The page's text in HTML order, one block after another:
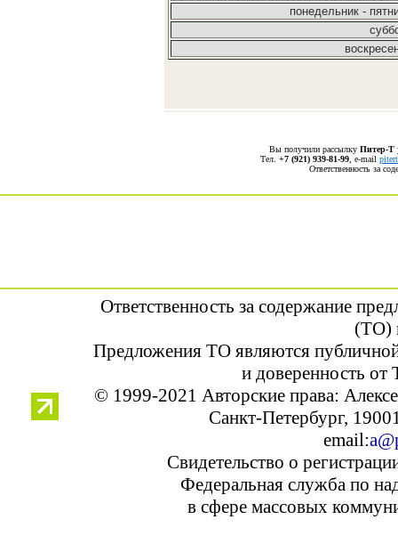
понедельник -
Вы получили рассылку Питер-Т
Тел. +7 (921) 939-81-99, е-mail
Ответственность за
Ответственность за содержание
(ТО)
Предложения ТО являются
и доверенность от
© 1999-2021 Авторские права:
Санкт-Петербург,
email:
Свидетельство о
Федеральная служба по
в сфере массовых